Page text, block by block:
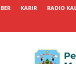
KARIR RADIO